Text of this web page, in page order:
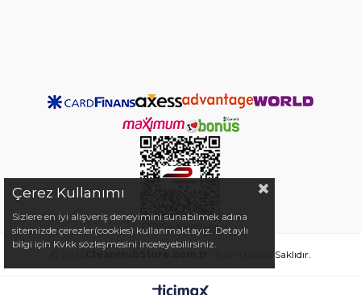
- Tüm Hakları Saklıdır.
Çerez Kullanımı
Sizlere en iyi alışveriş deneyimini sunabilmek adına
sitemizde çerezler(cookies) kullanmaktayız. Detaylı
bilgi için Kvkk sözleşmesini inceleyebilirsiniz.